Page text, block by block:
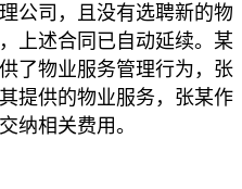
公司，且没有选聘新的物
上述合同已自动延续。某
了物业服务管理行为，张
提供的物业服务，张某作
纳相关费用。